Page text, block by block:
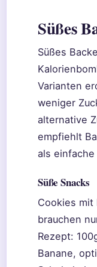
Süßes
Süßes
Varianten
weniger
alternative
empfiehlt
als
Süße Snacks
Cookies mit
brauchen
Rezept:
Banane,